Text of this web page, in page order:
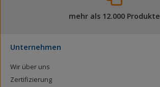
mehr als 12.000 Produkte
Unternehmen
Wir über uns
Zertifizierung